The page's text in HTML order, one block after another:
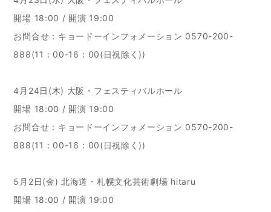
開場 18:00 / 開演 19:00
お問合せ：キョードーインフォメーション 0570-200-
888(11：00-16：00(日祝除く))
4月24日(木) 大阪・フェスティバルホール
開場 18:00 / 開演 19:00
お問合せ：キョードーインフォメーション 0570-200-
888(11：00-16：00(日祝除く))
5月2日(金) 北海道・札幌文化芸術劇場 hitaru
開場 18:00 / 開演 19:00